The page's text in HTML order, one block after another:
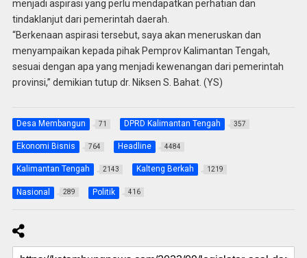
menjadi aspirasi yang perlu mendapatkan perhatian dan
tindaklanjut dari pemerintah daerah.
“Berkenaan aspirasi tersebut, saya akan meneruskan dan
menyampaikan kepada pihak Pemprov Kalimantan Tengah,
sesuai dengan apa yang menjadi kewenangan dari pemerintah
provinsi,” demikian tutup dr. Niksen S. Bahat. (YS)
Desa Membangun 71 DPRD Kalimantan Tengah 357
Ekonomi Bisnis 764 Headline 4484
Kalimantan Tengah 2143 Kalteng Berkah 1219
Nasional 289 Politik 416